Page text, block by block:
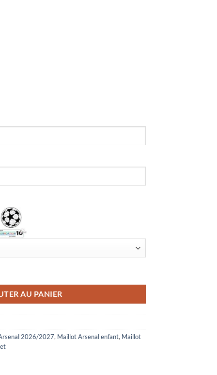
Gardien 2026/2027 Violet
AU PANIER
2026/2027, Maillot Arsenal enfant, Maillot